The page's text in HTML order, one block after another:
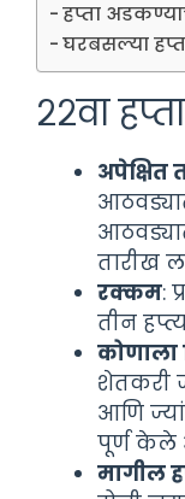
हप्ता
घरबसल्या
२२वा
अपेक्षित
तारीख
रक्कम:
तीन
शेतकरी
आणि
पूर्ण केले
मागील